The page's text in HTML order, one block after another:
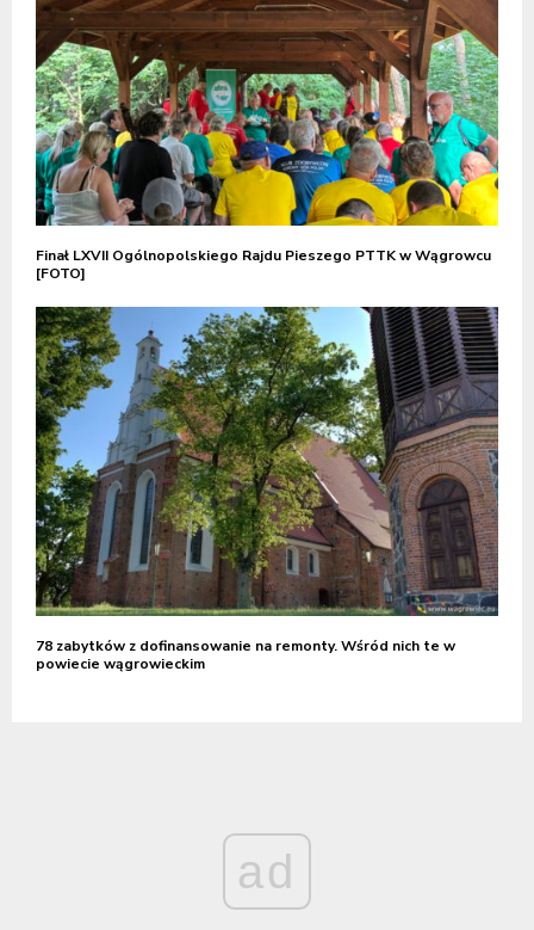
Finał LXVII Ogólnopolskiego Rajdu Pieszego PTTK w Wągrowcu
[FOTO]
78 zabytków z dofinansowanie na remonty. Wśród nich te w
powiecie wągrowieckim
ad